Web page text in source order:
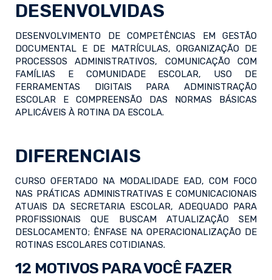
DESENVOLVIDAS
DESENVOLVIMENTO DE COMPETÊNCIAS EM GESTÃO
DOCUMENTAL E DE MATRÍCULAS, ORGANIZAÇÃO DE
PROCESSOS ADMINISTRATIVOS, COMUNICAÇÃO COM
FAMÍLIAS E COMUNIDADE ESCOLAR, USO DE
FERRAMENTAS DIGITAIS PARA ADMINISTRAÇÃO
ESCOLAR E COMPREENSÃO DAS NORMAS BÁSICAS
APLICÁVEIS À ROTINA DA ESCOLA.
DIFERENCIAIS
CURSO OFERTADO NA MODALIDADE EAD, COM FOCO
NAS PRÁTICAS ADMINISTRATIVAS E COMUNICACIONAIS
ATUAIS DA SECRETARIA ESCOLAR, ADEQUADO PARA
PROFISSIONAIS QUE BUSCAM ATUALIZAÇÃO SEM
DESLOCAMENTO; ÊNFASE NA OPERACIONALIZAÇÃO DE
ROTINAS ESCOLARES COTIDIANAS.
12 MOTIVOS PARA VOCÊ FAZER